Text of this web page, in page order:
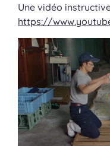
Une vidéo
https://